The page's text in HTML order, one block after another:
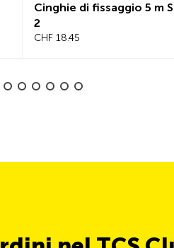
Cinghie di fissaggio 5 m
2
CHF 18.45